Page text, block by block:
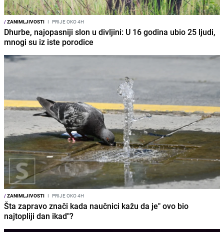
/ZANIMLJIVOSTI I PRIJE OKO 4H
Dhurbe, najopasniji slon u divljini: U 16 godina ubio 25 ljudi,
mnogi su iz iste porodice
/ZANIMLJIVOSTI I PRIJE OKO 4H
Šta zapravo znači kada naučnici kažu da je" ovo bio
najtopliji dan ikad"?